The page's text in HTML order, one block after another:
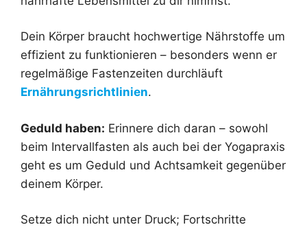
Dein Körper braucht hochwertige Nährstoffe um
effizient zu funktionieren – besonders wenn er
regelmäßige Fastenzeiten durchläuft
Ernährungsrichtlinien.
Geduld haben: Erinnere dich daran – sowohl
beim Intervallfasten als auch bei der Yogapraxis
geht es um Geduld und Achtsamkeit gegenüber
deinem Körper.
Setze dich nicht unter Druck; Fortschritte